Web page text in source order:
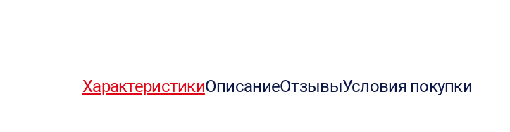
ХарактеристикиОписаниеОтзывыУсловия покупки